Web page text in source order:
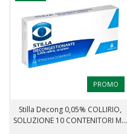
PROMO
Stilla Decong 0,05% COLLIRIO,
SOLUZIONE 10 CONTENITORI M...